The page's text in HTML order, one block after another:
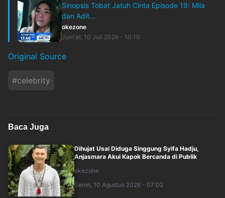
Sinopsis Tobat Jatuh Cinta Episode 19: Mila
dan Adit...
okezone
Jum'at, 10 Juli 2026 - 10:10
Original Source
#celebrity
Baca Juga
Dihujat Usai Diduga Singgung Syifa Hadju,
Anjasmara Akui Kapok Bercanda di Publik
okezone
Senin, 10 Agustus 2026 - 07:02